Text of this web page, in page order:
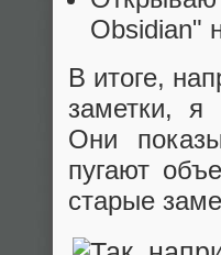
Obsidian"
В итоге,
заметки, я
Они
пугают
старые